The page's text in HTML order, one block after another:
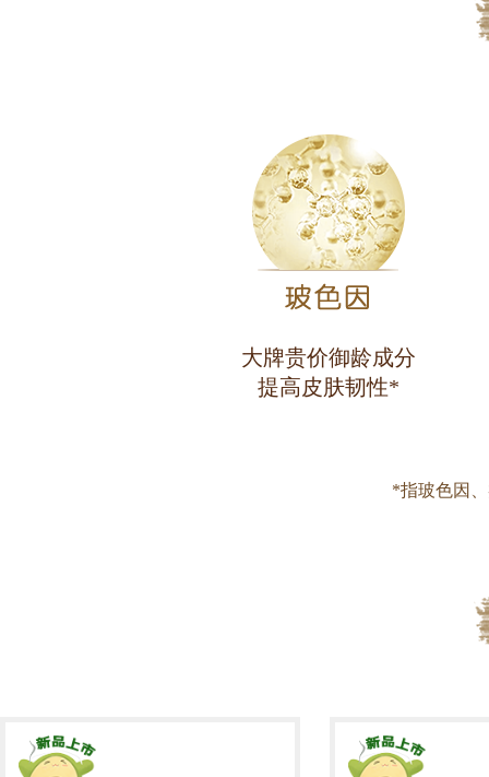
大牌贵价御龄成分
提高皮肤韧性*
*指玻色因